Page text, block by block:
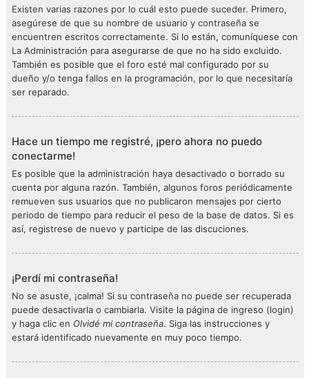
Existen varias razones por lo cuál esto puede suceder. Primero,
asegúrese de que su nombre de usuario y contraseña se
encuentren escritos correctamente. Si lo están, comuníquese con
La Administración para asegurarse de que no ha sido excluido.
También es posible que el foro esté mal configurado por su
dueño y/o tenga fallos en la programación, por lo que necesitaría
ser reparado.
Hace un tiempo me registré, ¡pero ahora no puedo
conectarme!
Es posible que la administración haya desactivado o borrado su
cuenta por alguna razón. También, algunos foros periódicamente
remueven sus usuarios que no publicaron mensajes por cierto
periodo de tiempo para reducir el peso de la base de datos. Si es
así, registrese de nuevo y participe de las discuciones.
¡Perdí mi contraseña!
No se asuste, ¡calma! Si su contraseña no puede ser recuperada
puede desactivarla o cambiarla. Visite la página de ingreso (login)
y haga clic en Olvidé mi contraseña. Siga las instrucciones y
estará identificado nuevamente en muy poco tiempo.